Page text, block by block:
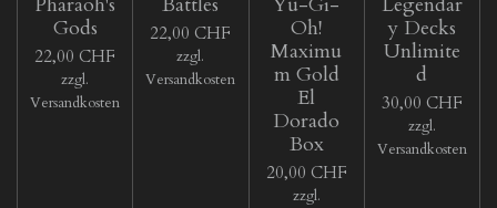
Gods
22,00 CHF
zzgl.
Versandkosten
22,00 CHF
zzgl.
Versandkosten
Oh!
Maximu
m Gold
El
Dorado
Box
20,00 CHF
zzgl.
y Decks
Unlimite
d
30,00 CHF
zzgl.
Versandkosten